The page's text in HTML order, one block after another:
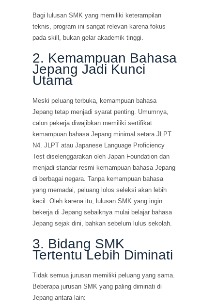
Bagi lulusan SMK yang memiliki keterampilan
teknis, program ini sangat relevan karena fokus
pada skill, bukan gelar akademik tinggi.
2. Kemampuan Bahasa
Jepang Jadi Kunci
Utama
Meski peluang terbuka, kemampuan bahasa
Jepang tetap menjadi syarat penting. Umumnya,
calon pekerja diwajibkan memiliki sertifikat
kemampuan bahasa Jepang minimal setara JLPT
N4. JLPT atau Japanese Language Proficiency
Test diselenggarakan oleh Japan Foundation dan
menjadi standar resmi kemampuan bahasa Jepang
di berbagai negara. Tanpa kemampuan bahasa
yang memadai, peluang lolos seleksi akan lebih
kecil. Oleh karena itu, lulusan SMK yang ingin
bekerja di Jepang sebaiknya mulai belajar bahasa
Jepang sejak dini, bahkan sebelum lulus sekolah.
3. Bidang SMK
Tertentu Lebih Diminati
Tidak semua jurusan memiliki peluang yang sama.
Beberapa jurusan SMK yang paling diminati di
Jepang antara lain: